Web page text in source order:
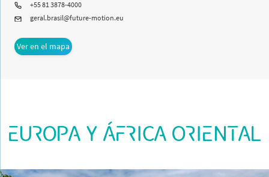
+55 81 3878-4000
geral.brasil@future-motion.eu
Ver en el mapa
EUROPA Y ÁFRICA ORIENTAL